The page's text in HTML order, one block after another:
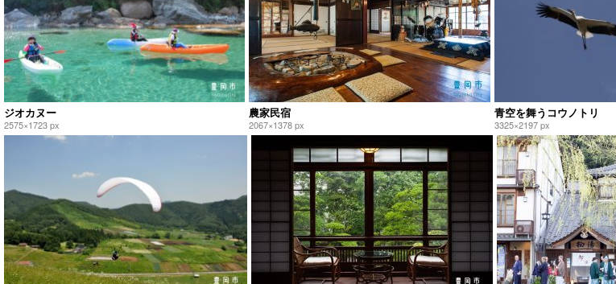
ジオカヌー
2575×1723 px
農家民宿
2067×1378 px
青空を舞うコウノトリ
3325×2197 px